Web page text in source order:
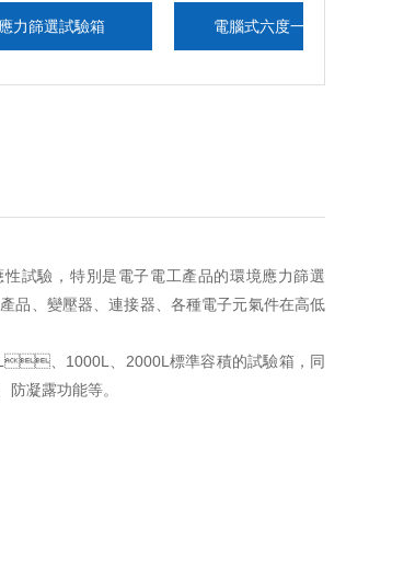
試驗箱 電腦式六度一體電磁振動臺
驗，特別是電子電工產品的環境應力篩選
子產品、變壓器、連接器、各種電子元氣件在高低
、1000L、2000L標準容積的試驗箱，同
凝露功能等。